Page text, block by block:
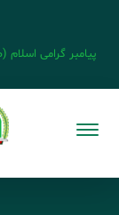
پیامبر گرامی